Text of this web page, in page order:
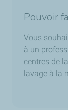
Pouvoir
Vous
à un
centres de
lavage à la